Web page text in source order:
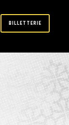
BILLETTERIE